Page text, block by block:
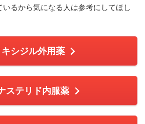
いるから気になる人は参考にしてほし
キシジル外用薬
ステリド内服薬